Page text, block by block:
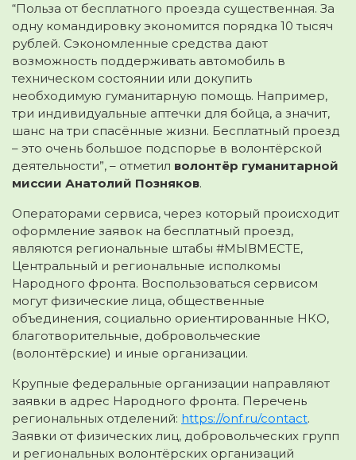
“Польза от бесплатного проезда существенная. За
одну командировку экономится порядка 10 тысяч
рублей. Сэкономленные средства дают
возможность поддерживать автомобиль в
техническом состоянии или докупить
необходимую гуманитарную помощь. Например,
три индивидуальные аптечки для бойца, а значит,
шанс на три спасённые жизни. Бесплатный проезд
– это очень большое подспорье в волонтёрской
деятельности”, – отметил волонтёр гуманитарной
миссии Анатолий Позняков.
Операторами сервиса, через который происходит
оформление заявок на бесплатный проезд,
являются региональные штабы #МЫВМЕСТЕ,
Центральный и региональные исполкомы
Народного фронта. Воспользоваться сервисом
могут физические лица, общественные
объединения, социально ориентированные НКО,
благотворительные, добровольческие
(волонтёрские) и иные организации.
Крупные федеральные организации направляют
заявки в адрес Народного фронта. Перечень
региональных отделений: https://onf.ru/contact.
Заявки от физических лиц, добровольческих групп
и региональных волонтёрских организаций